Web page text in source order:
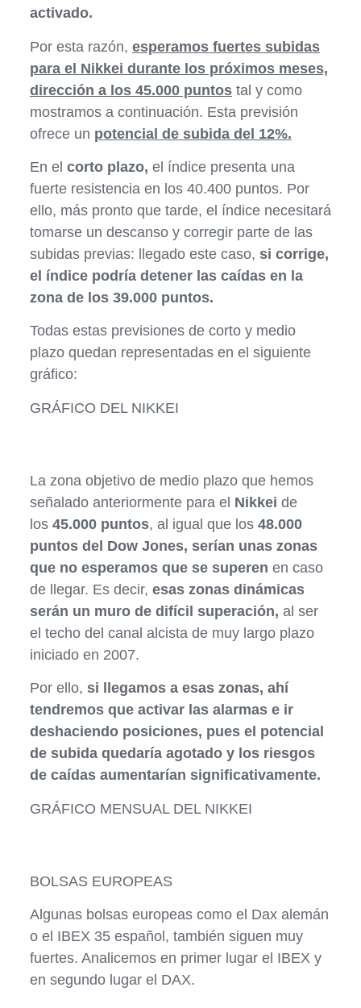
activado.
Por esta razón, esperamos fuertes subidas
para el Nikkei durante los próximos meses,
dirección a los 45.000 puntostal y como
mostramos a continuación. Esta previsión
ofrece un potencial de subida del 12%.
En el corto plazo, el índice presenta una
fuerte resistencia en los 40.400 puntos. Por
ello, más pronto que tarde, el índice necesitará
tomarse un descanso y corregir parte de las
subidas previas: llegado este caso, si corrige,
el índice podría detener las caídas en la
zona de los 39.000 puntos.
Todas estas previsiones de corto y medio
plazo quedan representadas en el siguiente
gráfico:
GRÁFICO DEL NIKKEI
La zona objetivo de medio plazo que hemos
señalado anteriormente para el Nikkei de
los 45.000 puntos, al igual que los 48.000
puntos del Dow Jones, serían unas zonas
que no esperamos que se superen en caso
de llegar. Es decir, esas zonas dinámicas
serán un muro de difícil superación, al ser
el techo del canal alcista de muy largo plazo
iniciado en 2007.
Por ello, si llegamos a esas zonas, ahí
tendremos que activar las alarmas e ir
deshaciendo posiciones, pues el potencial
de subida quedaría agotado y los riesgos
de caídas aumentarían significativamente.
GRÁFICO MENSUAL DEL NIKKEI
BOLSAS EUROPEAS
Algunas bolsas europeas como el Dax alemán
o el IBEX 35 español, también siguen muy
fuertes. Analicemos en primer lugar el IBEX y
en segundo lugar el DAX.